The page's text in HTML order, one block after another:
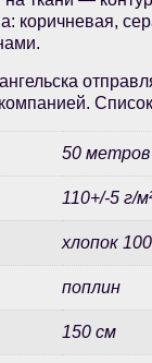
коричневая,
50 метров
110+/-5 г/
хлопок
поплин
150 см